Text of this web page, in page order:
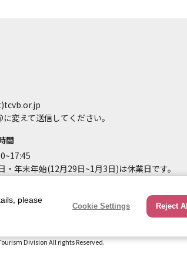
変えて送信してください。
間
・年末年始(12月29日~1月3日)は休業日です。
Division All rights Reserved.
please
Cookie Settings Reject All